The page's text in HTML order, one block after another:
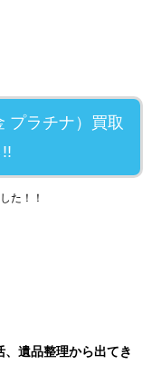
プラチナ）買取
た！！
遺品整理から出てき